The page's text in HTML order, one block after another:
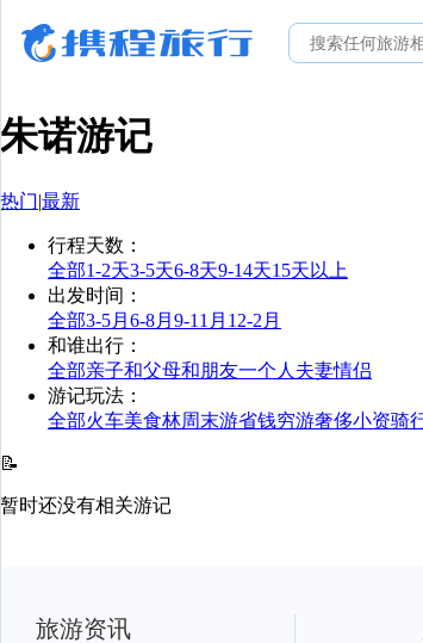
朱诺游记
热门|最新
行程天数 ：
全部1-2天3-5天6-8天9-14天15天以上
出发时间 ：
全部3-5月 6-8月 9-11月 12-2月
和谁出行 ：
全部亲子和父母和朋友一个人 夫妻情侣
游记玩法 ：
全部火车美食林周末游省钱穷游奢侈小资骑
📝
暂时还没有相关游记
旅游资讯